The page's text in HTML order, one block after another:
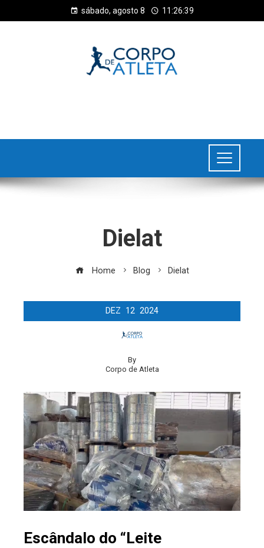
sábado, agosto 8 11:26:40
Dielat
Home Blog Dielat
DEZ 12 2024
By
Corpo de Atleta
Escândalo do “Leite